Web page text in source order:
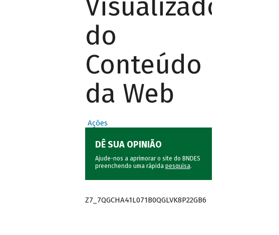
Visualizador
do
Conteúdo
da Web
Ações
DÊ SUA OPINIÃO
Ajude-nos a aprimorar o site do BNDES
preenchendo uma rápida pesquisa.
Z7_7QGCHA41L071B0QGLVK8P22GB6